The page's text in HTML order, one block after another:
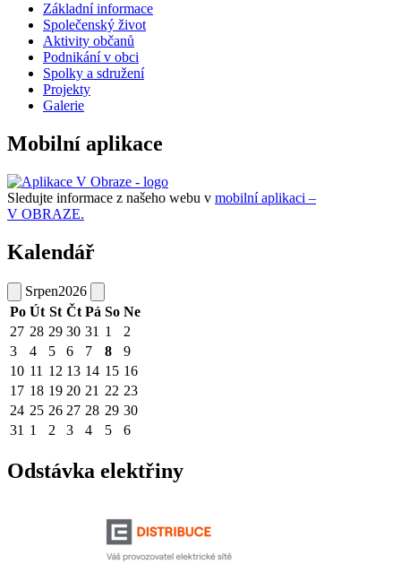
Základní informace
Společenský život
Aktivity občanů
Podnikání v obci
Spolky a sdružení
Projekty
Galerie
Mobilní aplikace
Sledujte informace z našeho webu v mobilní aplikaci –
V OBRAZE.
Kalendář
Srpen2026
Po Út St Čt Pá So Ne
27 28 29 30 31 1
2
3
4 5 6 7 8
9
10 11 12 13 14 15 16
17 18 19 20 21 22 23
24 25 26 27 28 29 30
31 1 2 3 4 5 6
Odstávka elektřiny